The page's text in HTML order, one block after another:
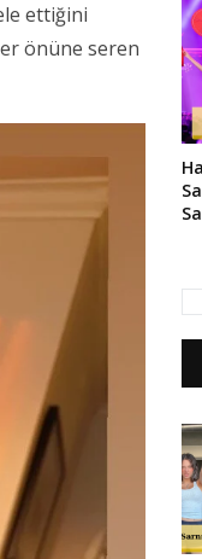
ettiğini
önüne seren